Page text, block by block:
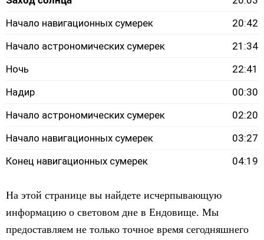
Начало навигационных сумерек
20:42
Начало астрономических сумерек
21:34
Ночь
22:41
Надир
00:30
Начало астрономических сумерек
02:20
Начало навигационных сумерек
03:27
Конец навигационных сумерек
04:19
На этой странице вы найдете исчерпывающую
информацию о световом дне в Ендовище. Мы
предоставляем не только точное время сегодняшнего